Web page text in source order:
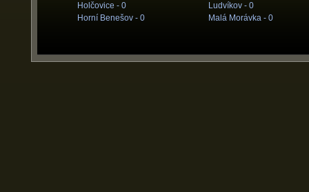
Holčovice - 0
Horní Benešov - 0
Ludvíkov - 0
Malá Morávka - 0